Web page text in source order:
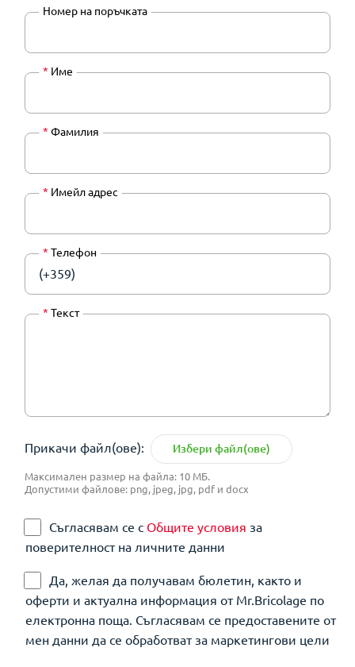
Номер на поръчката
* Име
* Фамилия
* Имейл адрес
* Телефон
(+359)
* Текст
Прикачи файл(ове): Избери файл(ове)
Максимален размер на файла: 10 МБ.
Допустими файлове: png, jpeg, jpg, pdf и docx
Съгласявам се с Общите условия за
поверителност на личните данни
Да, желая да получавам бюлетин, както и
оферти и актуална информация от Mr.Bricolage по
електронна поща. Съгласявам се предоставените от
мен данни да се обработват за маркетингови цели